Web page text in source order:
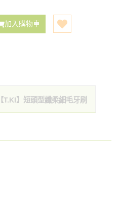
加入購物車
【T.KI】短頭型纖柔細毛牙刷